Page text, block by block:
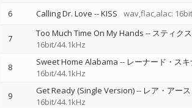
6 Calling Dr. Love --KISS wav,flac,alac:
7 Too Much Time On My Hands -- スティクス
16bit/44.1kHz
8 Sweet Home Alabama -- レーナード・ス
16bit/44.1kHz
9 Get Ready (Single Version)-- レア・アース
16bit/44.1kHz